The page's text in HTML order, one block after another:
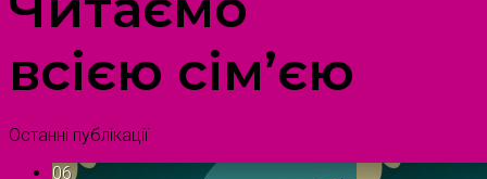
всією сім’єю
Останні публікації
06